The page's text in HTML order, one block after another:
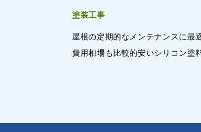
塗装工事
屋根の定期的なメンテナンスに最
費用相場も比較的安いシリコン塗